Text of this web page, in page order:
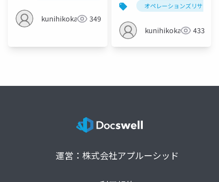
kunihikokaneko349
オペレーションズリサーチ
kunihikokaneko433
運営：株式会社アプルーシッド